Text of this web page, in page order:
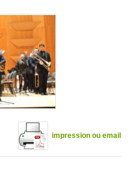
impression ou email